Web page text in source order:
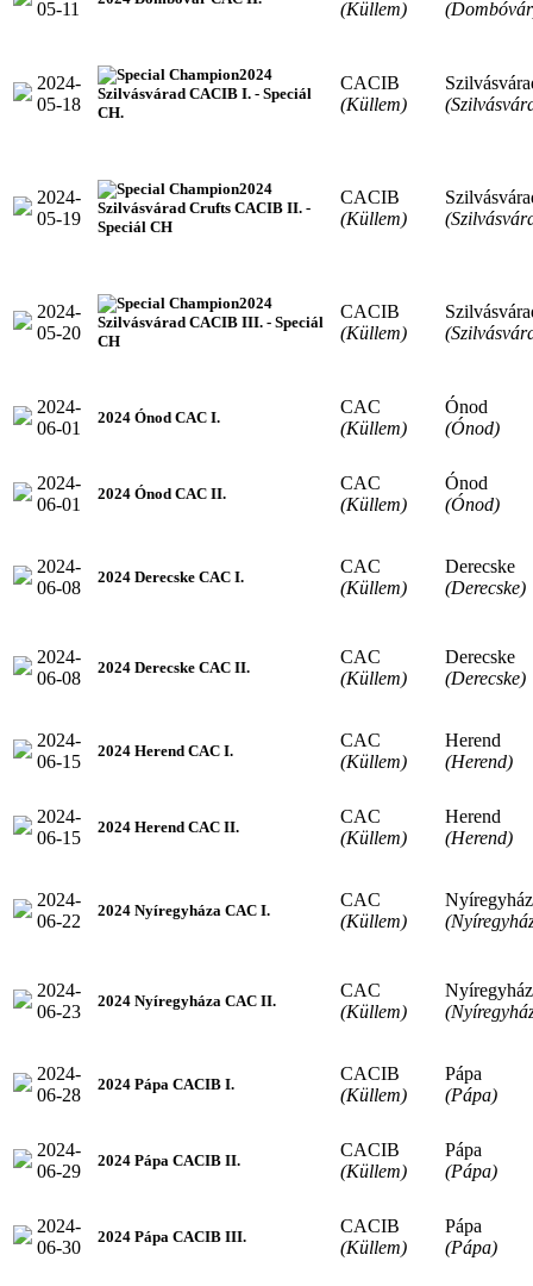
05-11
(Küllem)
2024-
05-18
2024
Szilvásvárad CACIB I. - Speciál
CH.
CACIB
(Küllem)
2024-
05-19
2024
Szilvásvárad Crufts CACIB II. -
Speciál CH
CACIB
(Küllem)
2024-
05-20
2024
Szilvásvárad CACIB III. - Speciál
CH
CACIB
(Küllem)
2024-
06-01
2024 Ónod CAC I.
CAC
(Küllem)
Ónod
(Ónod)
2024-
06-01
2024 Ónod CAC II.
CAC
(Küllem)
Ónod
(Ónod)
2024-
06-08
2024 Derecske CAC I.
CAC
(Küllem)
Derecske
(Derecske)
2024-
06-08
2024 Derecske CAC II.
CAC
(Küllem)
Derecske
(Derecske)
2024-
06-15
2024 Herend CAC I.
CAC
(Küllem)
Herend
(Herend)
2024-
06-15
2024 Herend CAC II.
CAC
(Küllem)
Herend
(Herend)
2024-
06-22
2024 Nyíregyháza CAC I.
CAC
(Küllem)
2024-
06-23
2024 Nyíregyháza CAC II.
CAC
(Küllem)
2024-
06-28
2024 Pápa CACIB I.
CACIB
(Küllem)
Pápa
(Pápa)
2024-
06-29
2024 Pápa CACIB II.
CACIB
(Küllem)
Pápa
(Pápa)
2024-
06-30
2024 Pápa CACIB III.
CACIB
(Küllem)
Pápa
(Pápa)